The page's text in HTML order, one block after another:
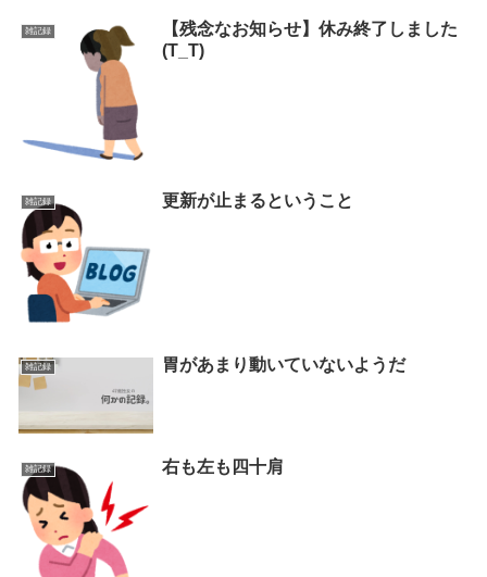
雑記録
【残念なお知らせ】休み終了しました
(T_T)
雑記録 更新が止まるということ
雑記録 胃があまり動いていないようだ
雑記録 右も左も四十肩